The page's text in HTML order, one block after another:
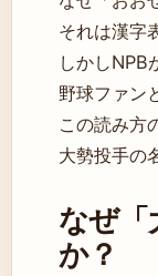
それは漢字
しかしNPB
野球ファン
この読み方
大勢投手の
なぜ
か？